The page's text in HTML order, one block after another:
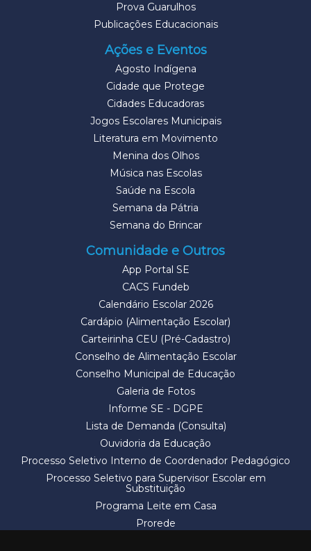
Prova Guarulhos
Publicações Educacionais
Ações e Eventos
Agosto Indígena
Cidade que Protege
Cidades Educadoras
Jogos Escolares Municipais
Literatura em Movimento
Menina dos Olhos
Música nas Escolas
Saúde na Escola
Semana da Pátria
Semana do Brincar
Comunidade e Outros
App Portal SE
CACS Fundeb
Calendário Escolar 2026
Cardápio (Alimentação Escolar)
Carteirinha CEU (Pré-Cadastro)
Conselho de Alimentação Escolar
Conselho Municipal de Educação
Galeria de Fotos
Informe SE - DGPE
Lista de Demanda (Consulta)
Ouvidoria da Educação
Processo Seletivo Interno de Coordenador Pedagógico
Processo Seletivo para Supervisor Escolar em
Substituição
Programa Leite em Casa
Prorede